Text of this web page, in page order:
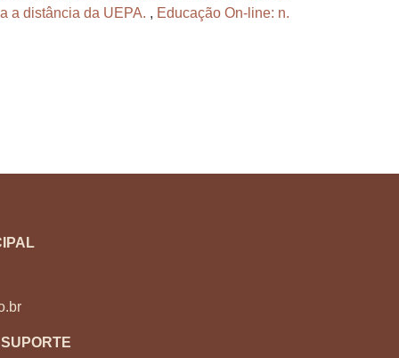
a distância da UEPA. , Educação On-line: n.